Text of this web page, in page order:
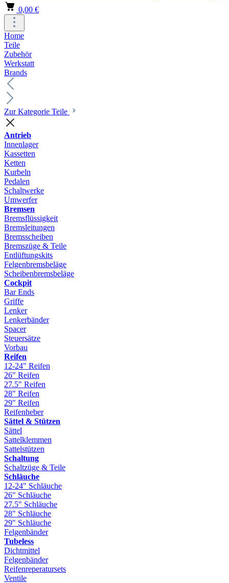
0,00 €
Home
Teile
Zubehör
Werkstatt
Brands
Zur Kategorie Teile
Antrieb
Innenlager
Kassetten
Ketten
Kurbeln
Pedalen
Schaltwerke
Umwerfer
Bremsen
Bremsflüssigkeit
Bremsleitungen
Bremsscheiben
Bremszüge & Teile
Entlüftungskits
Felgenbremsbeläge
Scheibenbremsbeläge
Cockpit
Bar Ends
Griffe
Lenker
Lenkerbänder
Spacer
Steuersätze
Vorbau
Reifen
12-24" Reifen
26" Reifen
27.5" Reifen
28" Reifen
29" Reifen
Reifenheber
Sättel & Stützen
Sättel
Sattelklemmen
Sattelstützen
Schaltung
Schaltzüge & Teile
Schläuche
12-24" Schläuche
26" Schläuche
27.5" Schläuche
28" Schläuche
29" Schläuche
Felgenbänder
Tubeless
Dichtmittel
Felgenbänder
Reifenreperatursets
Ventile